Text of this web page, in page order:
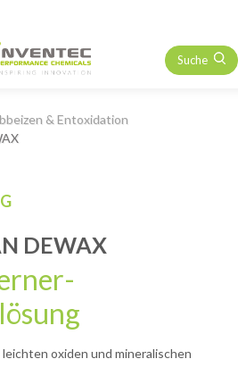
Suche
& Entoxidation
DEWAX
oxiden und mineralischen